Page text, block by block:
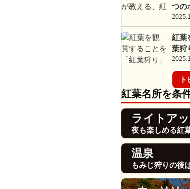
つの
紅葉
葉狩
紅葉名所を条
ライトア
夜も楽しめる紅
温泉
もみじ狩りの後